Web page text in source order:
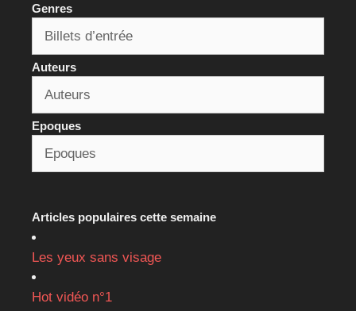
Genres
Auteurs
Epoques
Articles populaires cette semaine
Les yeux sans visage
Hot vidéo n°1